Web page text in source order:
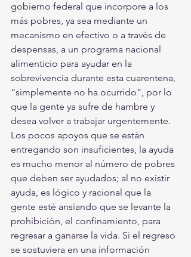
gobierno federal que incorpore a los
más pobres, ya sea mediante un
mecanismo en efectivo o a través de
despensas, a un programa nacional
alimenticio para ayudar en la
sobrevivencia durante esta cuarentena,
“simplemente no ha ocurrido”, por lo
que la gente ya sufre de hambre y
desea volver a trabajar urgentemente.
Los pocos apoyos que se están
entregando son insuficientes, la ayuda
es mucho menor al número de pobres
que deben ser ayudados; al no existir
ayuda, es lógico y racional que la
gente esté ansiando que se levante la
prohibición, el confinamiento, para
regresar a ganarse la vida. Si el regreso
se sostuviera en una información